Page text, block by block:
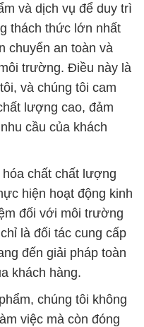
và dịch vụ để duy trì
thách thức lớn nhất
chuyển an toàn và
trường. Điều này là
và chúng tôi cam
lượng cao, đảm
cầu của khách
chất chất lượng
hiện hoạt động kinh
đối với môi trường
là đối tác cung cấp
đến giải pháp toàn
khách hàng.
chúng tôi không
việc mà còn đóng